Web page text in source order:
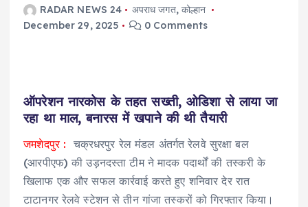
RADAR NEWS 24 अपराध जगत, कोल्हान
December 29, 2025
0 Comments
ऑपरेशन नारकोस के तहत सख्ती, ओडिशा से लाया जा
रहा था माल, बनारस में खपाने की थी तैयारी
जमशेदपुर : चक्रधरपुर रेल मंडल अंतर्गत रेलवे सुरक्षा बल
(आरपीएफ) की उड़नदस्ता टीम ने मादक पदार्थों की तस्करी के
खिलाफ एक और सफल कार्रवाई करते हुए शनिवार देर रात
टाटानगर रेलवे स्टेशन से तीन गांजा तस्करों को गिरफ्तार किया।